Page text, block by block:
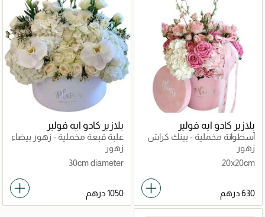
بلازير كادو ايه فولير
أسطوانة مخملية - بينك كراش
زهور
20x20cm
بلازير كادو ايه فولير
علبة قبعة مخملية - زهور بيضاء
بالكامل
زهور
30cm diameter